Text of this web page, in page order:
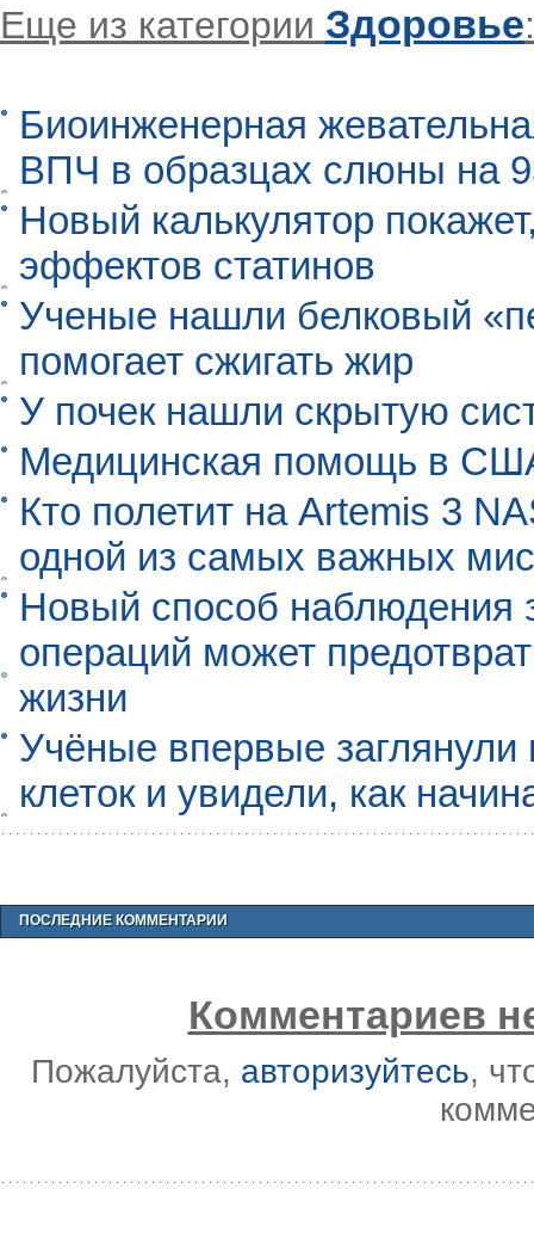
Еще из категории Здоровье:
Биоинженерная
ВПЧ в образцах слюны на
Новый калькулятор
эффектов статинов
Ученые нашли белковый
помогает сжигать жир
У почек нашли скрытую
Медицинская помощь в
Кто полетит на Artemis 3
одной из самых важных
Новый способ наблюдения
операций может
жизни
Учёные впервые
клеток и увидели, как
ПОСЛЕДНИЕ КОММЕНТАРИИ
Комментариев
Пожалуйста, авторизуйтесь,